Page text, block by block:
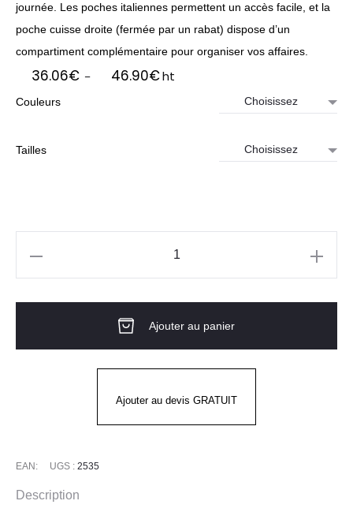
journée. Les poches italiennes permettent un accès facile, et la
poche cuisse droite (fermée par un rabat) dispose d’un
compartiment complémentaire pour organiser vos affaires.
36.06€ – 46.90€Plage
ht
Couleurs
Tailles
Ajouter au panier
Ajouter au devis GRATUIT
EAN: UGS : 2535
Description